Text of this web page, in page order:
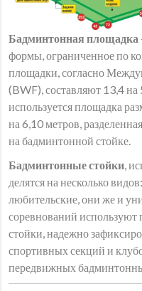
Бадминтонная площадка
формы, ограниченное по
площадки, согласно
(BWF), составляют 13,4
используется площадка
на 6,10 метров,
на бадминтонной стойке.
Бадминтонные стойки,
делятся на несколько
любительские, они же и
соревнований
стойки, надежно
спортивных секций и
передвижных